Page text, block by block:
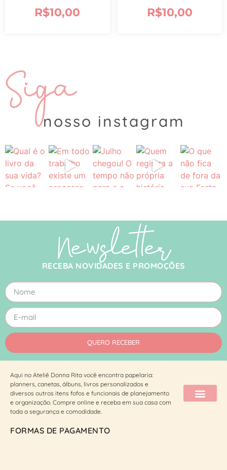
R$10,00 R$10,00
Siganosso instagram
Newsletter
RECEBA NOVIDADES E PROMOÇÕES
QUERO RECEBER
Aqui no Ateliê Donna Rita você encontra papelaria:
planners, canetas, álbuns, livros personalizados e
diversos outros itens fofos e funcionais de planejamento
e organização. Compre online e receba em sua casa com
toda a segurança e comodidade.
FORMAS DE PAGAMENTO